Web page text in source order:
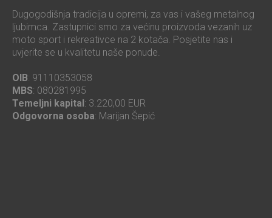
Dugogodišnja tradicija u opremi, za vas i vašeg metalnog
ljubimca. Zastupnici smo za većinu proizvoda vezanih uz
moto sport i rekreativce na 2 kotača. Posjetite nas i
uvjerite se u kvalitetu naše ponude.
OIB: 91110353058
MBS: 080281995
Temeljni kapital: 3.220,00 EUR
Odgovorna osoba: Marijan Šepić